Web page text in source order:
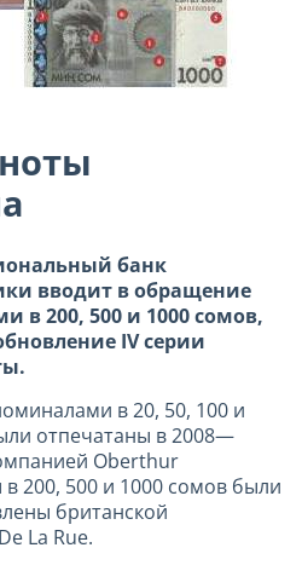
банк
вводит в обращение
в 200, 500 и 1000 сомов,
IV серии
в 20, 50, 100 и
отпечатаны в 2008—
Oberthur
200, 500 и 1000 сомов были
британской
La Rue.